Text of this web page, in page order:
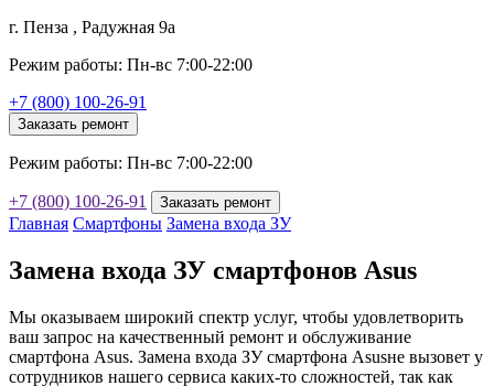
г. Пенза , Радужная 9а
Режим работы: Пн-вс 7:00-22:00
+7 (800) 100-26-91
Заказать ремонт
Режим работы: Пн-вс 7:00-22:00
+7 (800) 100-26-91 Заказать ремонт
Главная Смартфоны Замена входа ЗУ
Замена входа ЗУ смартфонов Asus
Мы оказываем широкий спектр услуг, чтобы удовлетворить
ваш запрос на качественный ремонт и обслуживание
смартфона Asus. Замена входа ЗУ смартфона Asusне вызовет у
сотрудников нашего сервиса каких-то сложностей, так как